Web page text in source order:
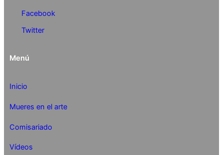
Facebook
Twitter
Menú
Inicio
Mueres en el arte
Comisariado
Vídeos